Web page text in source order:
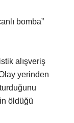
bomba”
alışveriş
yerinden
öldüğü